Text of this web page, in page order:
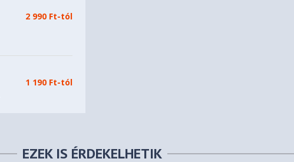
2 990 Ft-tól
1 190 Ft-tól
EZEK IS ÉRDEKELHETIK